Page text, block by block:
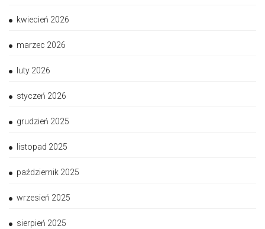
kwiecień 2026
marzec 2026
luty 2026
styczeń 2026
grudzień 2025
listopad 2025
październik 2025
wrzesień 2025
sierpień 2025